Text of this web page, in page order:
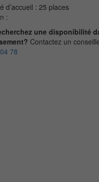
d’accueil : 25 places
:
une disponibilité
Contactez un
78